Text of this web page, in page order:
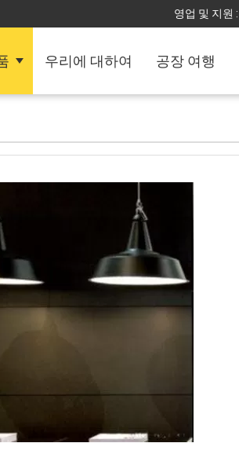
영업 및 지원 :
우리에 대하여 공장 여행